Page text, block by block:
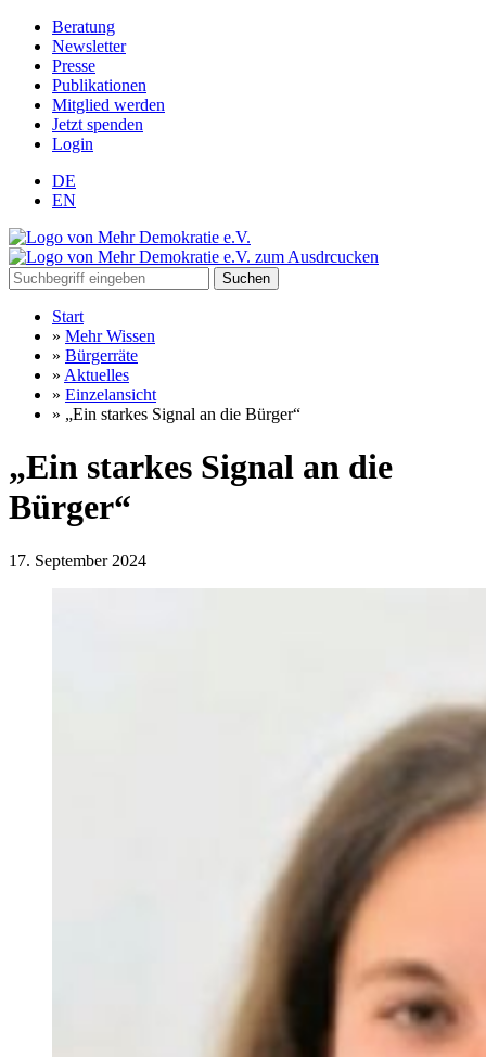
Beratung
Newsletter
Presse
Publikationen
Mitglied werden
Jetzt spenden
Login
DE
EN
Suchen
Start
» Mehr Wissen
» Bürgerräte
» Aktuelles
» Einzelansicht
» „Ein starkes Signal an die Bürger“
„Ein starkes Signal an die
Bürger“
17. September 2024